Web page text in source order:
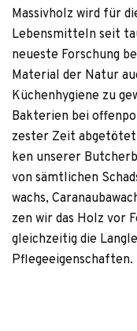
Mas­siv­holz wird für
Lebens­mit­teln seit
neu­este For­schung
Mate­rial der Natur
Küchen­hy­giene zu
Bak­te­rien bei
zes­ter Zeit
ken unse­rer
von sämt­li­chen
wachs,
zen wir das Holz vor
gleich­zei­tig die
Pflegeeigenschaften.